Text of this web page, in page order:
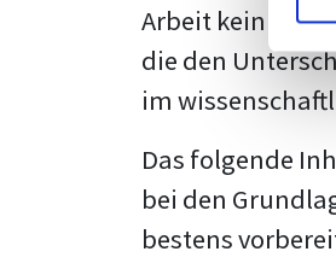
Arbeit kein
die den
im
Das folgende
bei den
bestens